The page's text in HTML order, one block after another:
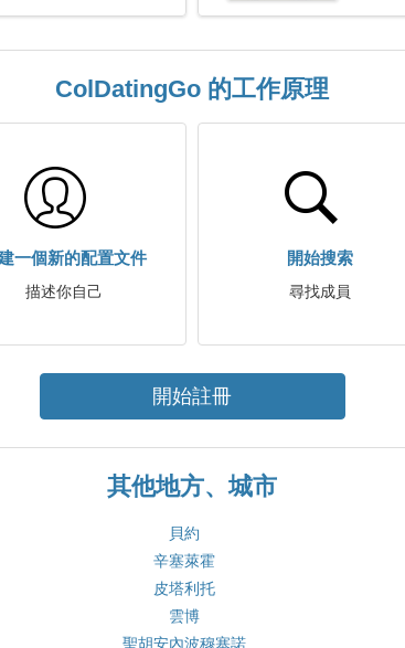
ColDatingGo 的工作原理
一個新的配置文件
描述你自己
開始搜索
尋找成員
開始註冊
其他地方、城市
貝約
辛塞萊霍
皮塔利托
雲博
聖胡安內波穆塞諾